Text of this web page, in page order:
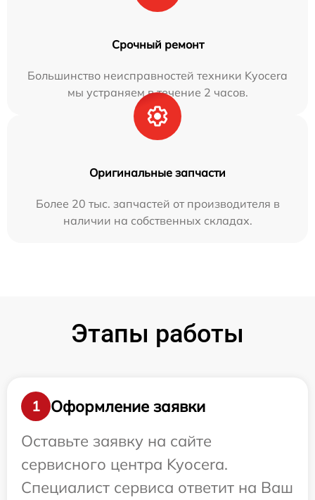
Срочный ремонт
Большинство неисправностей техники Kyocera
мы устраняем в течение 2 часов.
Оригинальные запчасти
Более 20 тыс. запчастей от производителя в
наличии на собственных складах.
Этапы работы
1
Оформление заявки
Оставьте заявку на сайте
сервисного центра Kyocera.
Специалист сервиса ответит на Ваш